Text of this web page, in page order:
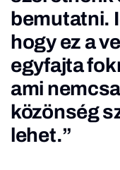
bemutatni.
hogy ez a
egyfajta
ami
közönség
lehet.”